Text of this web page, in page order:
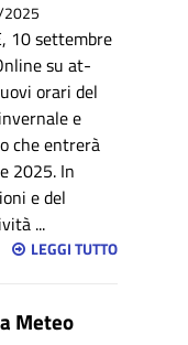
10 settembre
su at-
orari del
e
che entrerà
2025. In
e del
...
LEGGI TUTTO
Meteo